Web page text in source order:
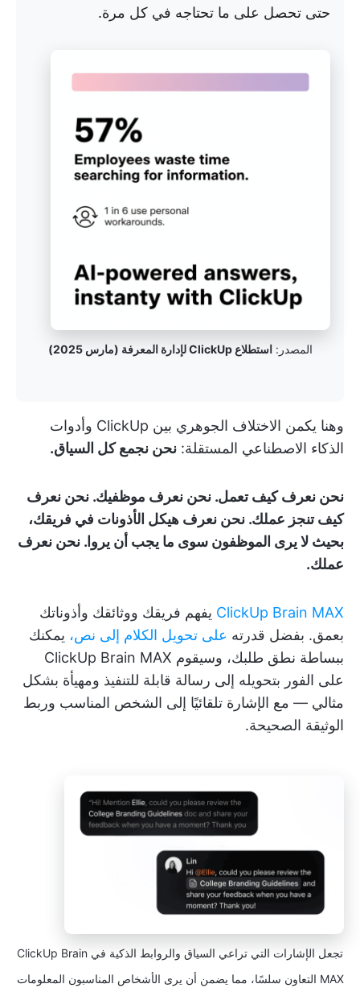
حتى تحصل على ما تحتاجه في كل مرة.
المصدر: استطلاع ClickUp لإدارة المعرفة (مارس 2025)
وهنا يكمن الاختلاف الجوهري بين ClickUp وأدوات
الذكاء الاصطناعي المستقلة: نحن نجمع كل السياق.
نحن نعرف كيف تعمل. نحن نعرف موظفيك. نحن نعرف
كيف تنجز عملك. نحن نعرف هيكل الأذونات في فريقك،
بحيث لا يرى الموظفون سوى ما يجب أن يروا. نحن نعرف
عملك.
ClickUp Brain MAX يفهم فريقك ووثائقك وأذوناتك
بعمق. بفضل قدرته على تحويل الكلام إلى نص، يمكنك
ببساطة نطق طلبك، وسيقوم ClickUp Brain MAX
على الفور بتحويله إلى رسالة قابلة للتنفيذ ومهيأة بشكل
مثالي — مع الإشارة تلقائيًا إلى الشخص المناسب وربط
الوثيقة الصحيحة.
تجعل الإشارات التي تراعي السياق والروابط الذكية في ClickUp Brain
MAX التعاون سلسًا، مما يضمن أن يرى الأشخاص المناسبون المعلومات